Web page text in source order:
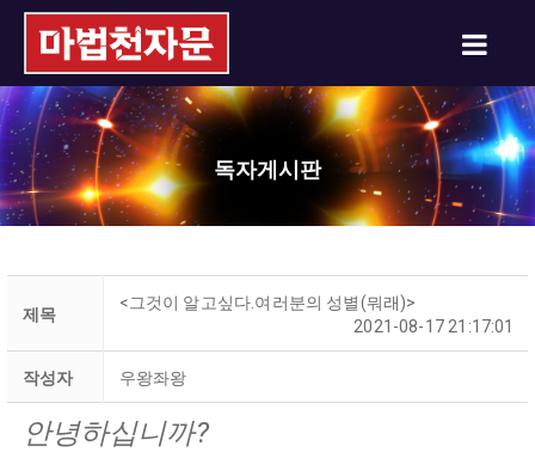
독자게시판
제목
<그것이 알고싶다.여러분의 성별(뭐래)>
2021-08-17 21:17:01
작성자 우왕좌왕
안녕하십니까?